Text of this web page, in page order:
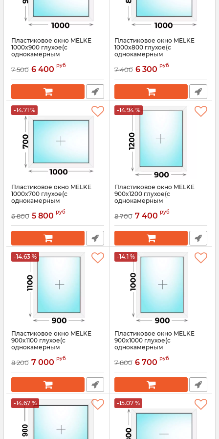
Пластиковое окно MELKE
1000x900 глухое(с
однокамерным
Артикул: 3564
7 500 6 400 руб
Пластиковое окно MELKE
1000x800 глухое(с
однокамерным
Артикул: 3563
7 400 6 300 руб
-14.71 %
Пластиковое окно MELKE
1000x700 глухое(с
однокамерным
Артикул: 3562
6 800 5 800 руб
-14.94 %
Пластиковое окно MELKE
900x1200 глухое(с
однокамерным
Артикул: 3561
8 700 7 400 руб
-14.63 %
Пластиковое окно MELKE
900x1100 глухое(с
однокамерным
Артикул: 3560
8 200 7 000 руб
-14.1 %
Пластиковое окно MELKE
900x1000 глухое(с
однокамерным
Артикул: 3559
7 800 6 700 руб
-14.67 % -15.07 %